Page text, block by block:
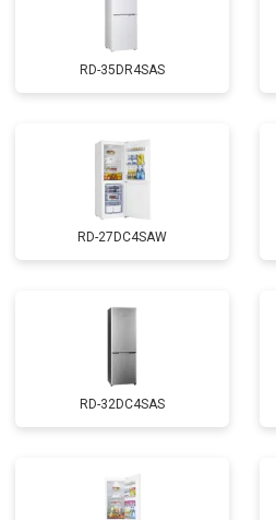
RD-35DR4SAS
RD-27DC4SAW
RD-32DC4SAS